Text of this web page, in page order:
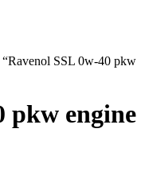
“Ravenol SSL 0w-40 pkw
pkw engine